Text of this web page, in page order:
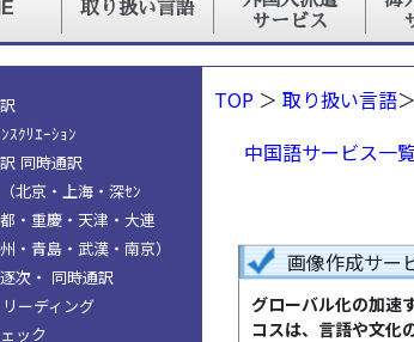
TOP ＞ 取り扱い言語＞
中国語サービス一
画像作成サー
グローバル化の加速
コスは、言語や文化